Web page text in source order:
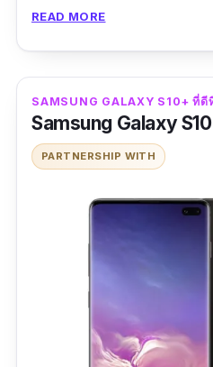
ใช้งานเร็วมากๆ ราคา
ใช้ดีครับ เกือบเดือนแ
ครับ
สเปคกับราคาคุ้มสุดๆ
หน้าจอขนาด 6.4 นิ้ว แ
ใช้ชิป Snapdragon
READ MORE
SAMSUNG GALAXY S10+ ที่ดี
Samsung Galaxy
PARTNERSHIP WITH